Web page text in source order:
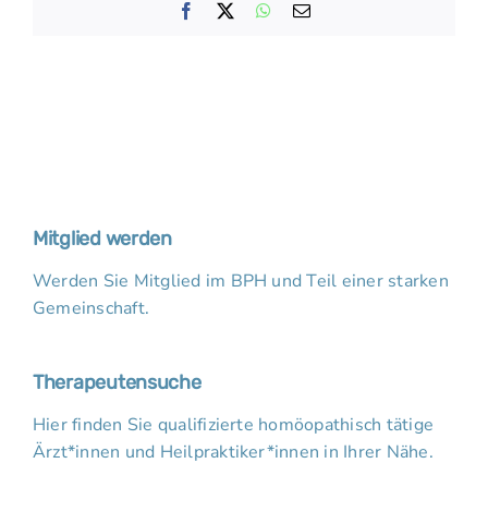
Facebook WhatsApp
E-
Mitglied werden
Werden Sie Mitglied im BPH und Teil einer starken
Gemeinschaft.
Therapeutensuche
Hier finden Sie qualifizierte homöopathisch tätige
Ärzt*innen und Heilpraktiker*innen in Ihrer Nähe.